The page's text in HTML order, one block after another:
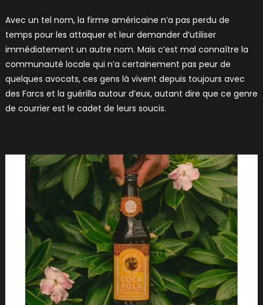
Avec un tel nom, la firme américaine n’a pas perdu de
temps pour les attaquer et leur demander d’utiliser
immédiatement un autre nom. Mais c’est mal connaître la
communauté locale qui n’a certainement pas peur de
quelques avocats, ces gens là vivent depuis toujours avec
des Farcs et la guérilla autour d’eux, autant dire que ce genre
de courrier est le cadet de leurs soucis.